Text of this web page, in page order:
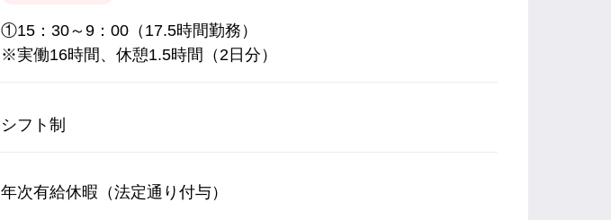
①15：30～9：00（17.5時間勤務）
※実働16時間、休憩1.5時間（2日分）
シフト制
年次有給休暇（法定通り付与）